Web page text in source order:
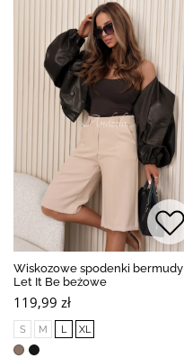
Wiskozowe spodenki bermudy
Let It Be beżowe
119,99 zł
S M L XL